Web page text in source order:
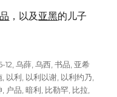
，以及 亚黑的儿子
12 ,乌薛 ,乌西 ,书品 亚希
以利 以利以谢 以利约乃
户品 ,暗利 比勒罕 比拉